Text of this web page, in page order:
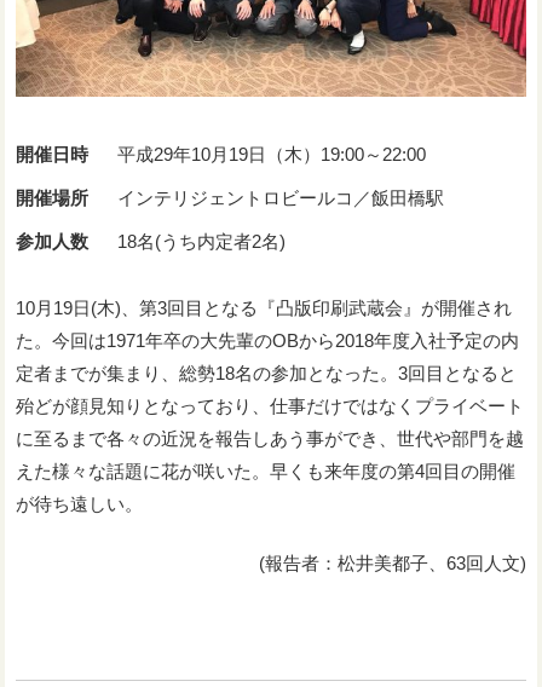
開催日時 平成29年10月19日（木）19:00～22:00
開催場所 インテリジェントロビールコ／飯田橋駅
参加人数 18名(うち内定者2名)
10月19日(木)、第3回目となる『凸版印刷武蔵会』が開催され
た。今回は1971年卒の大先輩のOBから2018年度入社予定の内
定者までが集まり、総勢18名の参加となった。3回目となると
殆どが顔見知りとなっており、仕事だけではなくプライベート
に至るまで各々の近況を報告しあう事ができ、世代や部門を越
えた様々な話題に花が咲いた。早くも来年度の第4回目の開催
が待ち遠しい。
(報告者：松井美都子、63回人文)